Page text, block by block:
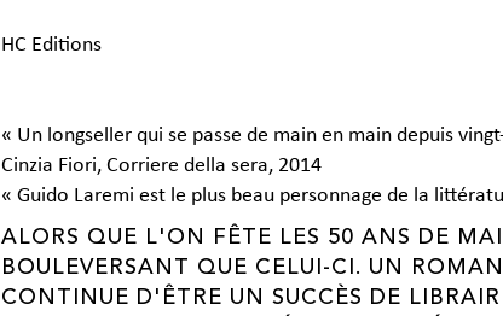
HC Editions
« Un longseller qui se passe de main en main depuis
Cinzia Fiori, Corriere della sera, 2014
« Guido Laremi est le plus beau personnage de la
ALORS QUE L'ON FÊTE LES 50 ANS DE
BOULEVERSANT QUE CELUI-CI. UN
CONTINUE D'ÊTRE UN SUCCÈS DE